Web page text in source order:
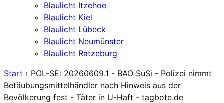
Blaulicht Itzehoe
Blaulicht Kiel
Blaulicht Lübeck
Blaulicht Neumünster
Blaulicht Ratzeburg
Start › POL-SE: 20260609.1 - BAO SuSi - Polizei nimmt
Betäubungsmittelhändler nach Hinweis aus der
Bevölkerung fest - Täter in U-Haft - tagbote.de